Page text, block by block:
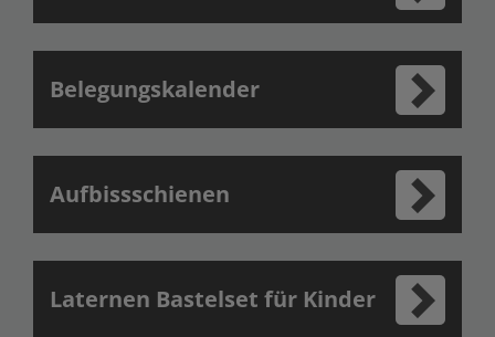
Belegungskalender
Aufbissschienen
Laternen Bastelset für Kinder